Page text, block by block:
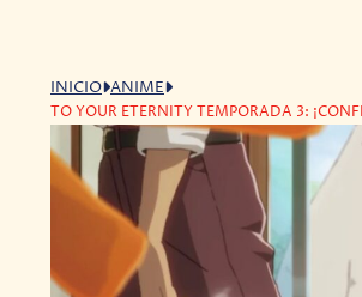
INICIO ANIME
TO YOUR ETERNITY TEMPORADA 3: